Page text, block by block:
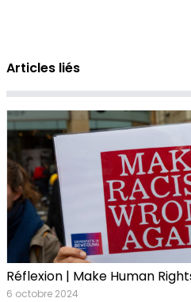
Articles liés
Réflexion | Make Human
6 octobre 2024